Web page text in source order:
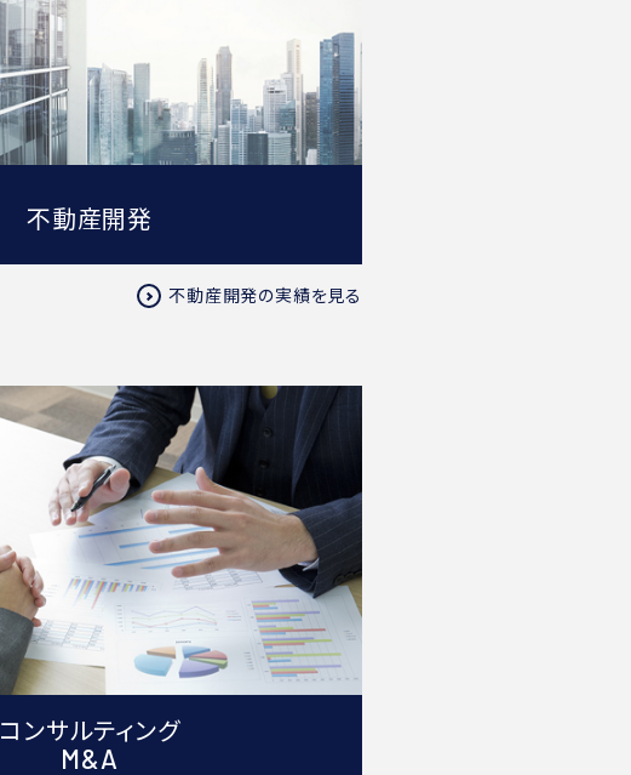
不動産開発
不動産開発の実績を見る
コンサルティング
M&A